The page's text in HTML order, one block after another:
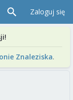
Zaloguj się
Znaleziska.